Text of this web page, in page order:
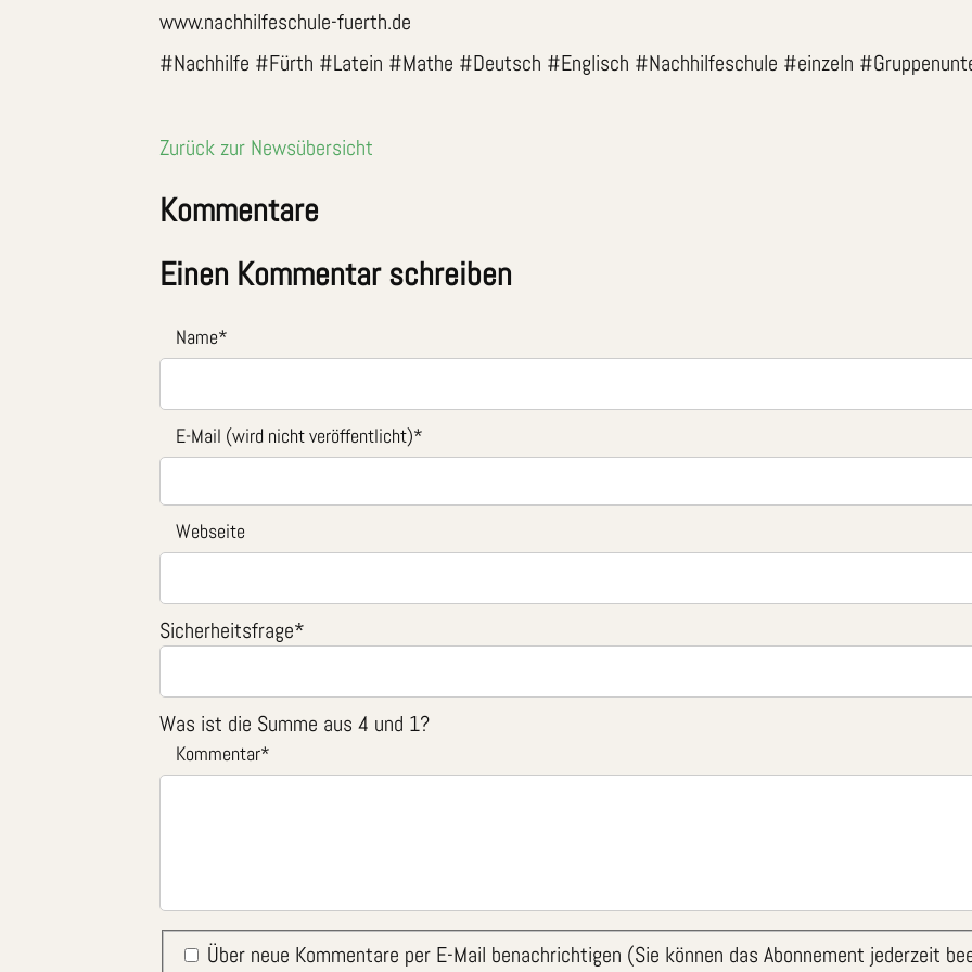
www.nachhilfeschule-fuerth.de
#Nachhilfe #Fürth #Latein #Mathe #Deutsch #Englisch #Nachhilfeschule #einzeln
Zurück zur Newsübersicht
Kommentare
Einen Kommentar schreiben
Name*
E-Mail (wird nicht veröffentlicht)*
Webseite
Sicherheitsfrage*
Was ist die Summe aus 4 und 1?
Kommentar*
Über neue Kommentare per E-Mail benachrichtigen (Sie können das Abonnement jederzeit